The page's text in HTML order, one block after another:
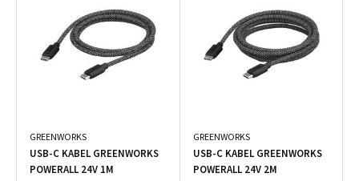
GREENWORKS
USB-C KABEL GREENWORKS
POWERALL 24V 1M
GREENWORKS
USB-C KABEL GREENWORKS
POWERALL 24V 2M